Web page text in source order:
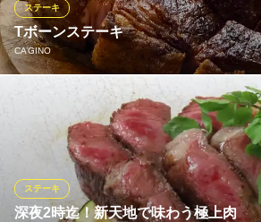
鉄焼酒房 蜂ヤ 本店
鉄板、ろばた、いけす
広電本線胡町駅 徒歩4分
広島県広島市中区薬研堀2-15
Tボーンステーキ
CA’GINO
ステーキ
約１ｋｇ～ご用意いたします。
CA’GINO
ヨーロッパ料理
広電本線銀山町駅 徒歩2分
広島県広島市中区銀山町11-3 第2プロメスビル2F
深夜2時迄！新天地で味わう極上肉
ステーキ